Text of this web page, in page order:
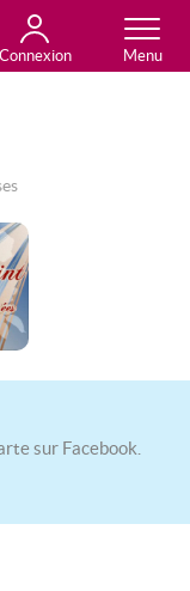
Connexion
sur Facebook.